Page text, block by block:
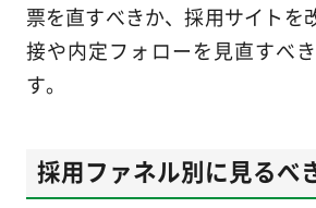
票を直すべきか、採用サイトを
接や内定フォローを見直すべ
す。
採用ファネル別に見るべ